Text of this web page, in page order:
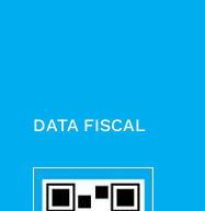
DATA FISCAL